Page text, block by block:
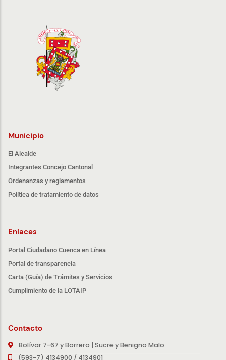
Municipio
El Alcalde
Integrantes Concejo Cantonal
Ordenanzas y reglamentos
Política de tratamiento de datos
Enlaces
Portal Ciudadano Cuenca en Línea
Portal de transparencia
Carta (Guía) de Trámites y Servicios
Cumplimiento de la LOTAIP
Contacto
Bolívar 7-67 y Borrero | Sucre y Benigno Malo
(593-7) 4134900 / 4134901